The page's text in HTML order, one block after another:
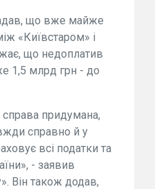
що вже майже
«Київстаром» і
що недоплатив
1,5 млрд грн - до
придумана,
справно й у
всі податки та
- заявив
Він також додав,